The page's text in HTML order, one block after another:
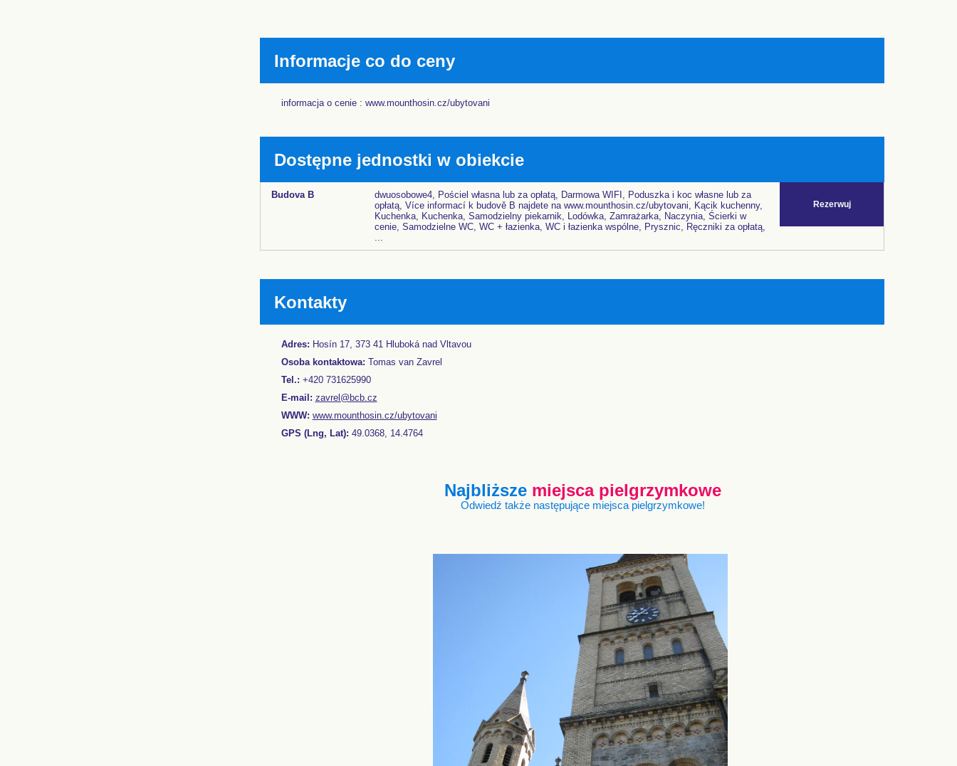
Informacje co do ceny
informacja o cenie : www.mounthosin.cz/ubytovani
Dostępne jednostki w obiekcie
Budova B
dwuosobowe4, Pościel własna lub za opłatą, Darmowa WIFI, Poduszka i koc własne lub za
opłatą, Více informací k budově B najdete na www.mounthosin.cz/ubytovani, Kącik kuchenny,
Kuchenka, Kuchenka, Samodzielny piekarnik, Lodówka, Zamrażarka, Naczynia, Ścierki w
cenie, Samodzielne WC, WC + łazienka, WC i łazienka wspólne, Prysznic, Ręczniki za opłatą,
...
Rezerwuj
Kontakty
Adres: Hosín 17, 373 41 Hluboká nad Vltavou
Osoba kontaktowa: Tomas van Zavrel
Tel.: +420 731625990
E-mail: zavrel@bcb.cz
WWW: www.mounthosin.cz/ubytovani
GPS (Lng, Lat): 49.0368, 14.4764
Najbliższe miejsca pielgrzymkowe
Odwiedź także następujące miejsca pielgrzymkowe!